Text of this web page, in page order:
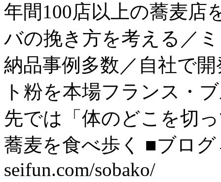
年間100店以上の蕎麦店
バの挽き方を考える／
納品事例多数／自社で
ト粉を本場フランス・
先では「体のどこを切
蕎麦を食べ歩く ■ブロ
seifun.com/sobako/